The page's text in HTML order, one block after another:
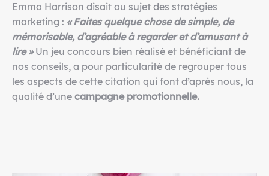
Emma Harrison disait au sujet des stratégies
marketing : « Faites quelque chose de simple, de
mémorisable, d’agréable à regarder et d’amusant à
lire » Un jeu concours bien réalisé et bénéficiant de
nos conseils, a pour particularité de regrouper tous
les aspects de cette citation qui font d’après nous, la
qualité d’une campagne promotionnelle.